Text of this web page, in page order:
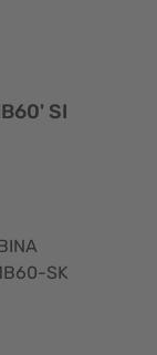
SI
SK